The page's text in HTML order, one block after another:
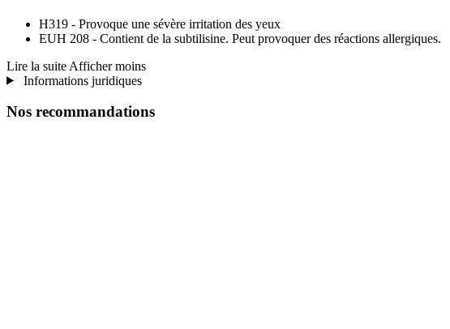
H319 - Provoque une sévère irritation des yeux
EUH 208 - Contient de la subtilisine. Peut provoquer des réactions allergiques.
Lire la suite Afficher moins
Informations juridiques
Nos recommandations